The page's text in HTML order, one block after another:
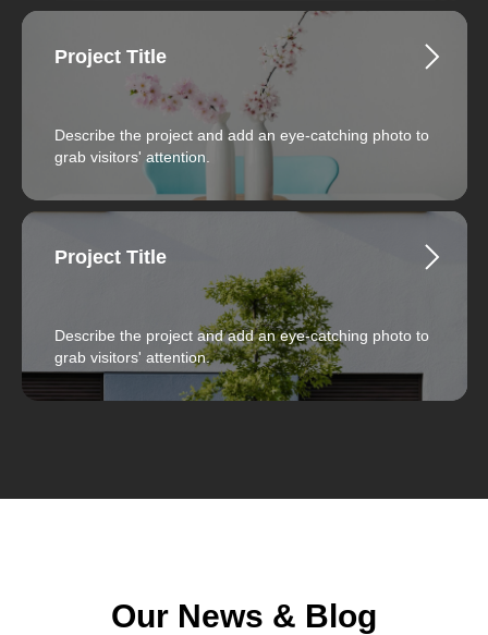
Project Title
Describe the project and add an eye-catching photo to
grab visitors' attention.
Project Title
Describe the project and add an eye-catching photo to
grab visitors' attention.
Our News & Blog